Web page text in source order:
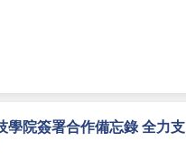
學院簽署合作備忘錄 全力支